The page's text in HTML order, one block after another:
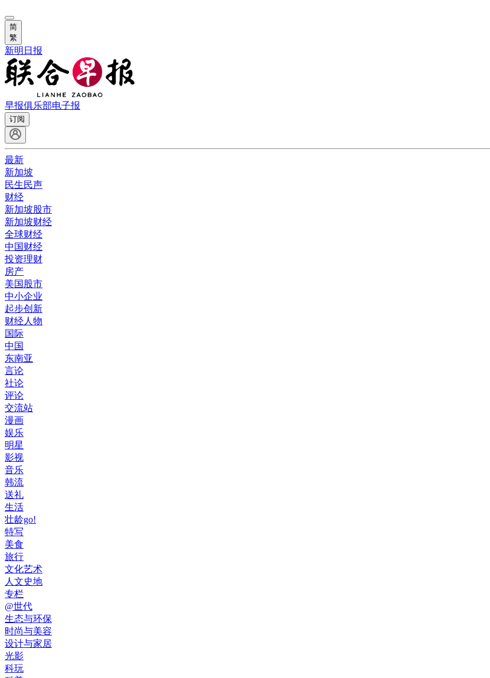
简
繁
新明日报
早报俱乐部电子报
订阅
最新
新加坡
民生民声
财经
新加坡股市
新加坡财经
全球财经
中国财经
投资理财
房产
美国股市
中小企业
起步创新
财经人物
国际
中国
东南亚
言论
社论
评论
交流站
漫画
娱乐
明星
影视
音乐
韩流
送礼
生活
壮龄go!
特写
美食
旅行
文化艺术
人文史地
专栏
@世代
生态与环保
时尚与美容
设计与家居
光影
科玩